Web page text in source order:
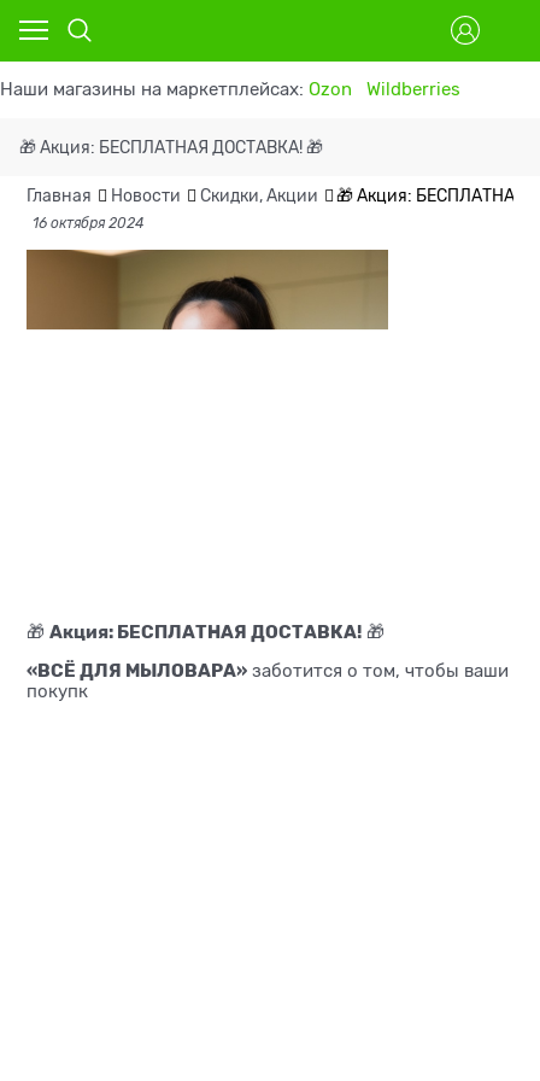
Наши магазины на маркетплейсах: Ozon Wildberries
🎁 Акция: БЕСПЛАТНАЯ ДОСТАВКА! 🎁
Главная Новости Скидки, Акции 🎁 Акция: БЕСПЛАТНАЯ
16 октября 2024
🎁 Акция: БЕСПЛАТНАЯ ДОСТАВКА! 🎁
«ВСЁ ДЛЯ МЫЛОВАРА» заботится о том, чтобы ваши
покупк